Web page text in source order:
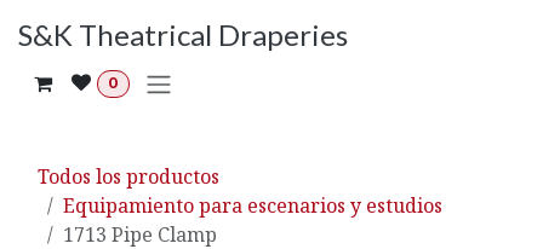
S&K Theatrical Draperies
0
Todos los productos
Equipamiento para escenarios y estudios
1713 Pipe Clamp